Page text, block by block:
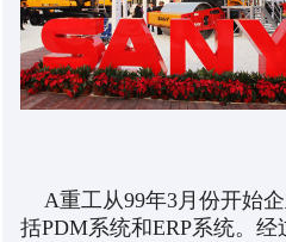
A重工从99年3月份开始
括PDM系统和ERP系统。